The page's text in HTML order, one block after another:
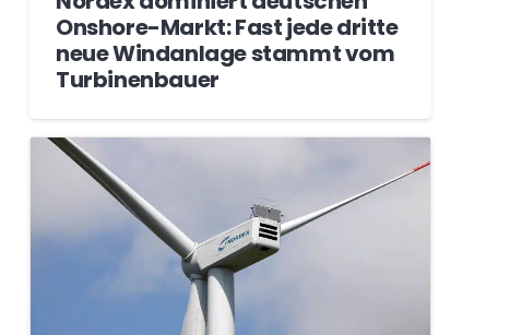
Onshore-Markt: Fast jede dritte
neue Windanlage stammt vom
Turbinenbauer